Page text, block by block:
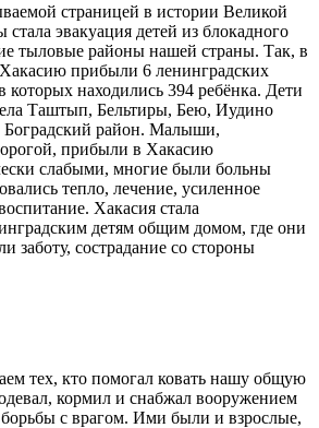
страницей в истории Великой
эвакуация детей из блокадного
тыловые районы нашей страны. Так, в
Хакасию прибыли 6 ленинградских
которых находились 394 ребёнка. Дети
Таштып, Бельтиры, Бею, Иудино
Боградский район. Малыши,
прибыли в Хакасию
слабыми, многие были больны
тепло, лечение, усиленное
Хакасия стала
детям общим домом, где они
заботу, сострадание со стороны
тех, кто помогал ковать нашу общую
кормил и снабжал вооружением
с врагом. Ими были и взрослые,